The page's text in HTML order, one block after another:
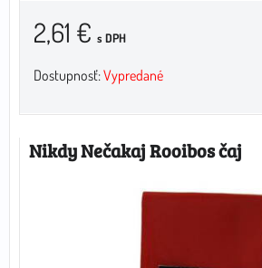
2,61 € s DPH
Dostupnosť:Vypredané
Nikdy Nečakaj Rooibos čaj